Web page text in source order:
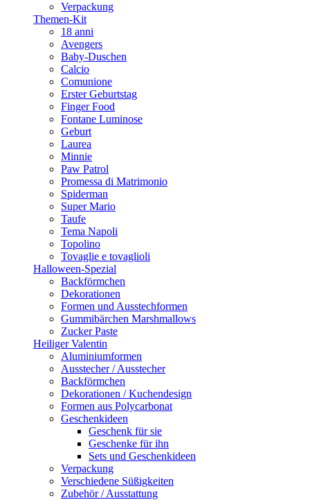
Verpackung
Themen-Kit
18 anni
Avengers
Baby-Duschen
Calcio
Comunione
Erster Geburtstag
Finger Food
Fontane Luminose
Geburt
Laurea
Minnie
Paw Patrol
Promessa di Matrimonio
Spiderman
Super Mario
Taufe
Tema Napoli
Topolino
Tovaglie e tovaglioli
Halloween-Spezial
Backförmchen
Dekorationen
Formen und Ausstechformen
Gummibärchen Marshmallows
Zucker Paste
Heiliger Valentin
Aluminiumformen
Ausstecher / Ausstecher
Backförmchen
Dekorationen / Kuchendesign
Formen aus Polycarbonat
Geschenkideen
Geschenk für sie
Geschenke für ihn
Sets und Geschenkideen
Verpackung
Verschiedene Süßigkeiten
Zubehör / Ausstattung